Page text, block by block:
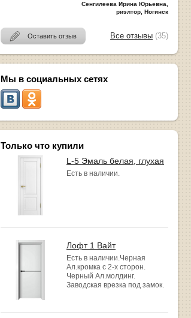
Сенгилеева Ирина Юрьевна,
риэлтор, Ногинск
Оставить отзыв Все отзывы (35)
Мы в социальных сетях
Только что купили
L-5 Эмаль белая, глухая
Есть в наличии.
Лофт 1 Вайт
Есть в наличии.Черная
Ал.кромка с 2-х сторон.
Черный Ал.молдинг.
Заводская врезка под замок.